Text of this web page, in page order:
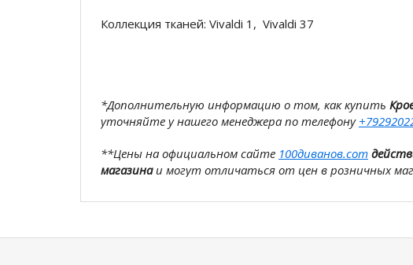
Коллекция тканей: Vivaldi 1, Vivaldi 37
*Дополнительную информацию о том, как купить
уточняйте у нашего менеджера по телефону
**Цены на официальном сайте 100диванов.com
магазинаи могут отличаться от цен в розничных